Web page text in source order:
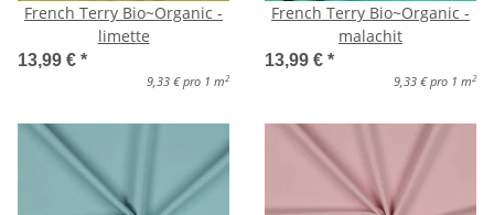
French Terry Bio~Organic -
limette
13,99 € *
9,33 € pro 1 m 2
French Terry Bio~Organic -
malachit
13,99 € *
9,33 € pro 1 m 2